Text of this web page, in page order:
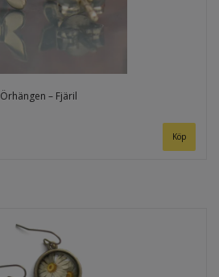
Örhängen – Fjäril